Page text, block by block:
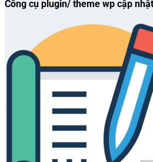
Công cụ plugin/ theme wp cập